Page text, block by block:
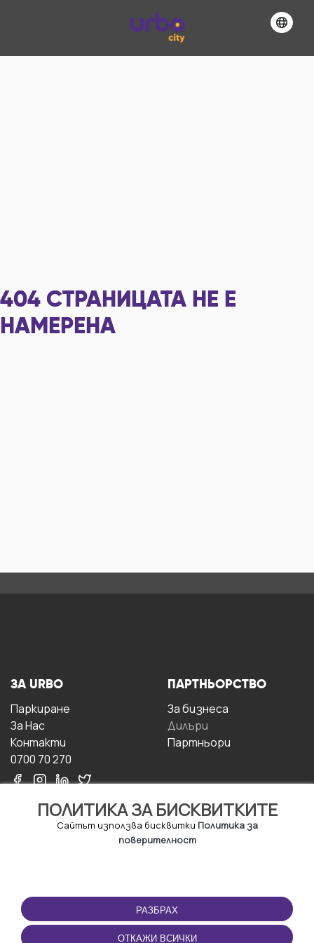
404 СТРАНИЦАТА НЕ Е
НАМЕРЕНА
ПОЛИТИКА ЗА БИСКВИТКИТЕ
Сайтът използва бисквитки Политика за
поверителност
РАЗБРАХ
ОТКАЖИ ВСИЧКИ
ЗА URBO
Паркиране
За Hас
Контакти
0700 70 270
ПАРТНЬОРСТВО
За бизнесa
Дилъри
Партньори
ПОЛЗВАНЕ
Правила и условия за
ползване
ПРИЛОЖЕНИЕТО